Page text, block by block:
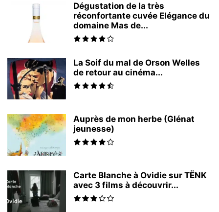
Dégustation de la très
réconfortante cuvée Elégance du
domaine Mas de...
La Soif du mal de Orson Welles
de retour au cinéma...
Auprès de mon herbe (Glénat
jeunesse)
Carte Blanche à Ovidie sur TËNK
avec 3 films à découvrir...